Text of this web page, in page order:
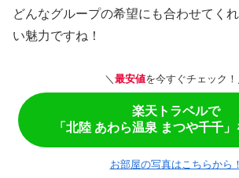
どんなグループの希望にも合わせてく
い魅力ですね！
＼ 最安値を今すぐチェック！
楽天トラベルで
「北陸 あわら温泉 まつや千千
お部屋の写真はこちらから！